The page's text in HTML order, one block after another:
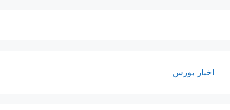
اخبار بورس